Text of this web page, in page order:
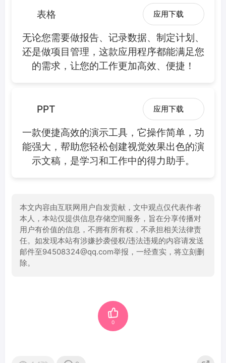
表格 应用下载
无论您需要做报告、记录数据、制定计划、
还是做项目管理，这款应用程序都能满足您
的需求，让您的工作更加高效、便捷！
PPT 应用下载
一款便捷高效的演示工具，它操作简单，功
能强大，帮助您轻松创建视觉效果出色的演
示文稿，是学习和工作中的得力助手。
本文内容由互联网用户自发贡献，文中观点仅代表作者
本人，本站仅提供信息存储空间服务，旨在分享传播对
用户有价值的信息，不拥有所有权，不承担相关法律责
任。如发现本站有涉嫌抄袭侵权/违法违规的内容请发送
邮件至94508324@qq.com举报，一经查实，将立刻删
除。
0